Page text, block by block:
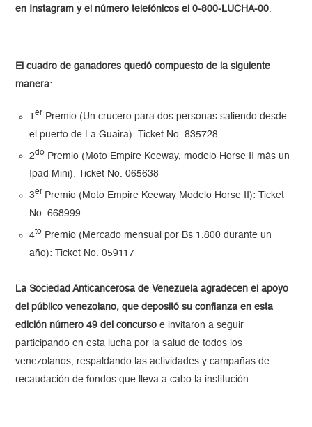
en Instagram y el número telefónicos el 0-800-LUCHA-00.
El cuadro de ganadores quedó compuesto de la siguiente
manera:
1er Premio (Un crucero para dos personas saliendo desde
el puerto de La Guaira): Ticket No. 835728
2do Premio (Moto Empire Keeway, modelo Horse II más un
Ipad Mini): Ticket No. 065638
3er Premio (Moto Empire Keeway Modelo Horse II): Ticket
No. 668999
4to Premio (Mercado mensual por Bs 1.800 durante un
año): Ticket No. 059117
La Sociedad Anticancerosa de Venezuela agradecen el apoyo
del público venezolano, que depositó su confianza en esta
edición número 49 del concurso e invitaron a seguir
participando en esta lucha por la salud de todos los
venezolanos, respaldando las actividades y campañas de
recaudación de fondos que lleva a cabo la institución.